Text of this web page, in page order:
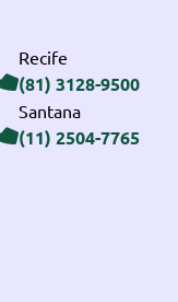
Recife
(81) 3128-9500
Santana
(11) 2504-7765